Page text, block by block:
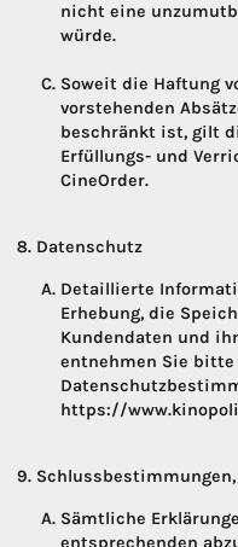
nicht eine
würde.
Soweit die Haftung
vorstehenden
beschränkt ist, gilt
Erfüllungs- und
CineOrder.
Datenschutz
Detaillierte
Erhebung, die
Kundendaten und
entnehmen Sie bitte
https://
Sämtliche
entsprechenden